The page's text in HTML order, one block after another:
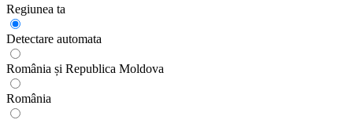
Regiunea ta
Detectare automata
România și Republica Moldova
România